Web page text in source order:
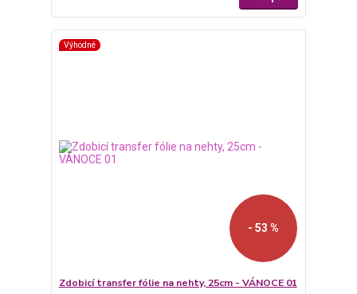
Výhodné
- 53 %
Zdobicí transfer fólie na nehty, 25cm - VÁNOCE 01